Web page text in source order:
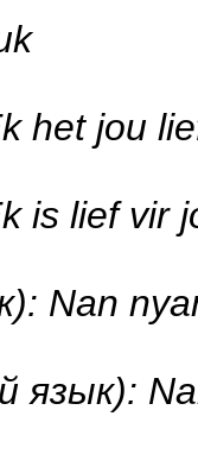
het jou
is lief vir
Nan
язык):